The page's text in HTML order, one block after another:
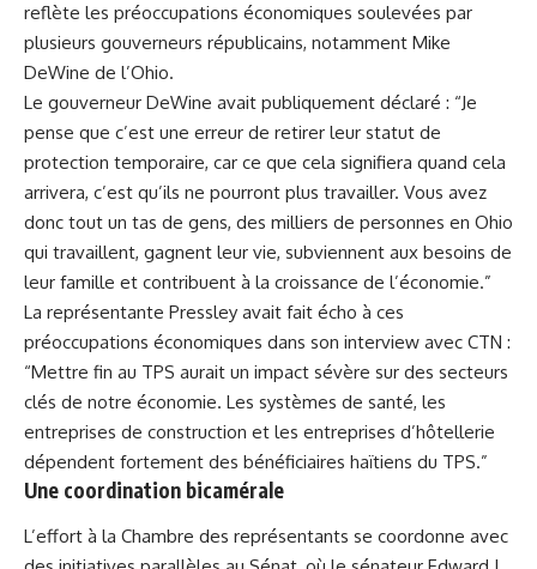
reflète les préoccupations économiques soulevées par
plusieurs gouverneurs républicains, notamment Mike
DeWine de l’Ohio.
Le gouverneur DeWine avait publiquement déclaré : “Je
pense que c’est une erreur de retirer leur statut de
protection temporaire, car ce que cela signifiera quand cela
arrivera, c’est qu’ils ne pourront plus travailler. Vous avez
donc tout un tas de gens, des milliers de personnes en Ohio
qui travaillent, gagnent leur vie, subviennent aux besoins de
leur famille et contribuent à la croissance de l’économie.”
La représentante Pressley avait fait écho à ces
préoccupations économiques dans son interview avec CTN :
“Mettre fin au TPS aurait un impact sévère sur des secteurs
clés de notre économie. Les systèmes de santé, les
entreprises de construction et les entreprises d’hôtellerie
dépendent fortement des bénéficiaires haïtiens du TPS.”
Une coordination bicamérale
L’effort à la Chambre des représentants se coordonne avec